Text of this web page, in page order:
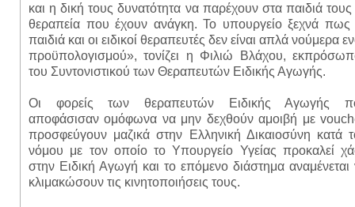
και η δική τους δυνατότητα να παρέχουν στα παιδιά τους
θεραπεία που έχουν ανάγκη. Το υπουργείο ξεχνά πως
παιδιά και οι ειδικοί θεραπευτές δεν είναι απλά νούμερα
προϋπολογισμού», τονίζει η Φιλιώ Βλάχου,
του Συντονιστικού των Θεραπευτών Ειδικής Αγωγής.
Οι φορείς των θεραπευτών Ειδικής Αγωγής
αποφάσισαν ομόφωνα να μην δεχθούν αμοιβή με
προσφεύγουν μαζικά στην Ελληνική Δικαιοσύνη κατά
νόμου με τον οποίο το Υπουργείο Υγείας προκαλεί
στην Ειδική Αγωγή και το επόμενο διάστημα αναμένεται
κλιμακώσουν τις κινητοποιήσεις τους.